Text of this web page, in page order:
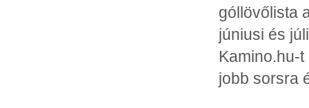
góllövőlista
júniusi és
Kamino.hu-
jobb sorsra